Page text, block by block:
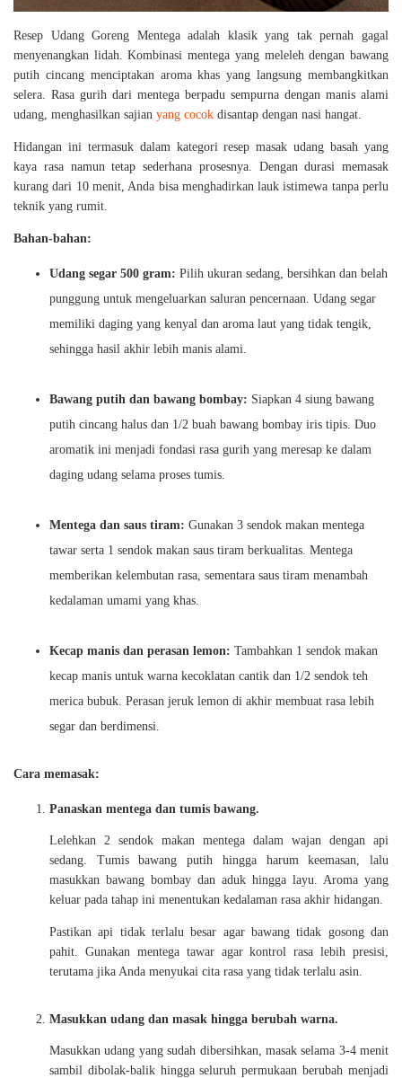
Resep Udang Goreng Mentega adalah klasik yang tak pernah gagal
menyenangkan lidah. Kombinasi mentega yang meleleh dengan bawang
putih cincang menciptakan aroma khas yang langsung membangkitkan
selera. Rasa gurih dari mentega berpadu sempurna dengan manis alami
udang, menghasilkan sajian yang cocok disantap dengan nasi hangat.
Hidangan ini termasuk dalam kategori resep masak udang basah yang
kaya rasa namun tetap sederhana prosesnya. Dengan durasi memasak
kurang dari 10 menit, Anda bisa menghadirkan lauk istimewa tanpa perlu
teknik yang rumit.
Bahan-bahan:
Udang segar 500 gram: Pilih ukuran sedang, bersihkan dan belah
punggung untuk mengeluarkan saluran pencernaan. Udang segar
memiliki daging yang kenyal dan aroma laut yang tidak tengik,
sehingga hasil akhir lebih manis alami.
Bawang putih dan bawang bombay: Siapkan 4 siung bawang
putih cincang halus dan 1/2 buah bawang bombay iris tipis. Duo
aromatik ini menjadi fondasi rasa gurih yang meresap ke dalam
daging udang selama proses tumis.
Mentega dan saus tiram: Gunakan 3 sendok makan mentega
tawar serta 1 sendok makan saus tiram berkualitas. Mentega
memberikan kelembutan rasa, sementara saus tiram menambah
kedalaman umami yang khas.
Kecap manis dan perasan lemon: Tambahkan 1 sendok makan
kecap manis untuk warna kecoklatan cantik dan 1/2 sendok teh
merica bubuk. Perasan jeruk lemon di akhir membuat rasa lebih
segar dan berdimensi.
Cara memasak:
Panaskan mentega dan tumis bawang.
Lelehkan 2 sendok makan mentega dalam wajan dengan api
sedang. Tumis bawang putih hingga harum keemasan, lalu
masukkan bawang bombay dan aduk hingga layu. Aroma yang
keluar pada tahap ini menentukan kedalaman rasa akhir hidangan.
Pastikan api tidak terlalu besar agar bawang tidak gosong dan
pahit. Gunakan mentega tawar agar kontrol rasa lebih presisi,
terutama jika Anda menyukai cita rasa yang tidak terlalu asin.
Masukkan udang dan masak hingga berubah warna.
Masukkan udang yang sudah dibersihkan, masak selama 3-4 menit
sambil dibolak-balik hingga seluruh permukaan berubah menjadi